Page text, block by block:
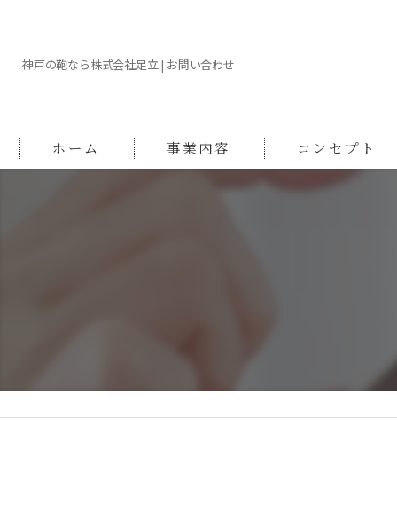
神戸の鞄なら株式会社足立 | お問い合わせ
ホーム 事業内容 コンセプト